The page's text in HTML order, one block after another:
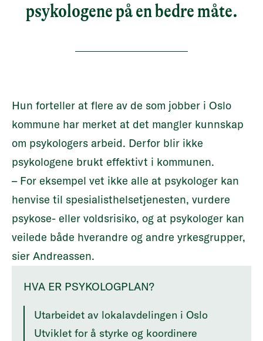
psykologene på en bedre måte.
Hun forteller at flere av de som jobber i Oslo
kommune har merket at det mangler kunnskap
om psykologers arbeid. Derfor blir ikke
psykologene brukt effektivt i kommunen.
– For eksempel vet ikke alle at psykologer kan
henvise til spesialisthelsetjenesten, vurdere
psykose- eller voldsrisiko, og at psykologer kan
veilede både hverandre og andre yrkesgrupper,
sier Andreassen.
HVA ER PSYKOLOGPLAN?
Utarbeidet av lokalavdelingen i Oslo
Utviklet for å styrke og koordinere